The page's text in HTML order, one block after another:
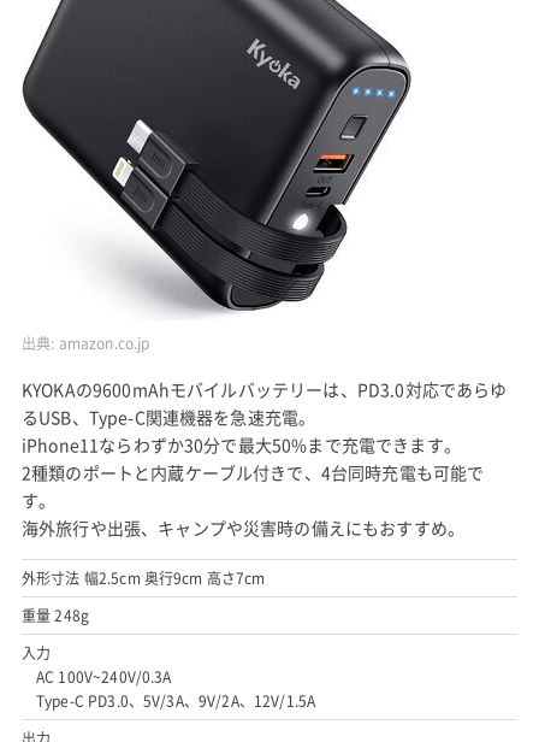
出典: amazon.co.jp
KYOKAの9600mAhモバイルバッテリーは、PD3.0対応であらゆ
るUSB、Type-C関連機器を急速充電。
iPhone11ならわずか30分で最大50%まで充電できます。
2種類のポートと内蔵ケーブル付きで、4台同時充電も可能で
す。
海外旅行や出張、キャンプや災害時の備えにもおすすめ。
外形寸法 幅2.5cm 奥行9cm 高さ7cm
重量 248g
入力
AC 100V~240V/0.3A
Type-C PD3.0、5V/3A、9V/2A、12V/1.5A